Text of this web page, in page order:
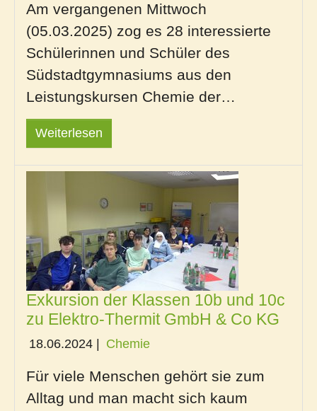
Am vergangenen Mittwoch
(05.03.2025) zog es 28 interessierte
Schülerinnen und Schüler des
Südstadtgymnasiums aus den
Leistungskursen Chemie der…
Weiterlesen
Exkursion der Klassen 10b und 10c
zu Elektro-Thermit GmbH & Co KG
18.06.2024 Chemie
Für viele Menschen gehört sie zum
Alltag und man macht sich kaum